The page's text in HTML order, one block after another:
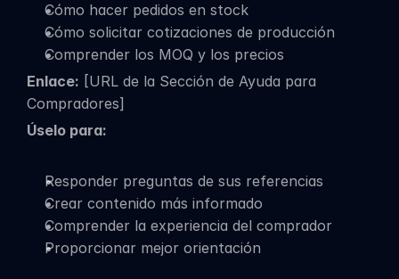
Cómo hacer pedidos en stock
Cómo solicitar cotizaciones de producción
Comprender los MOQ y los precios
Enlace: [URL de la Sección de Ayuda para
Compradores]
Úselo para:
Responder preguntas de sus referencias
Crear contenido más informado
Comprender la experiencia del comprador
Proporcionar mejor orientación